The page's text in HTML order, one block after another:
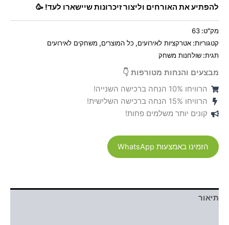
להפתיע את האורחים וליצור זיכרונות שיישארו לעד! 🥳
מק"ט: 63
קטגוריות: אטרקציות לאירועים, כל המוצרים, משחקים לאירועים
תגית: שולחנות משחק
מבצעים והנחות מטורפות 👇
הרוויחו 10% הנחה ברכישה השנייה!
הרוויחו 15% הנחה ברכישה השלישית!
קונים יותר משלמים פחות!
הזמינו באמצעות WhatsApp
תיאור